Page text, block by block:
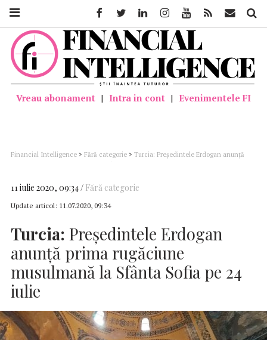
Vreau abonament | Intra in cont | Evenimentele FI
Financial Intelligence > Fără categorie > Turcia: Preşedintele Erdogan anunţă
11 iulie 2020, 09:34 Fără categorie
Update articol: 11.07.2020, 09:34
Turcia: Preşedintele Erdogan
anunţă prima rugăciune
musulmană la Sfânta Sofia pe 24
iulie
FacebookTwitter LinkedinInstagramYoutube Feed Mail